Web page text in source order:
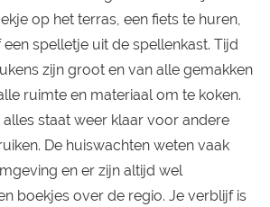
op het terras, een fiets te huren,
spelletje uit de spellenkast. Tijd
zijn groot en van alle gemakken
ruimte en materiaal om te koken.
alles staat weer klaar voor andere
De huiswachten weten vaak
en er zijn altijd wel
boekjes over de regio. Je verblijf is